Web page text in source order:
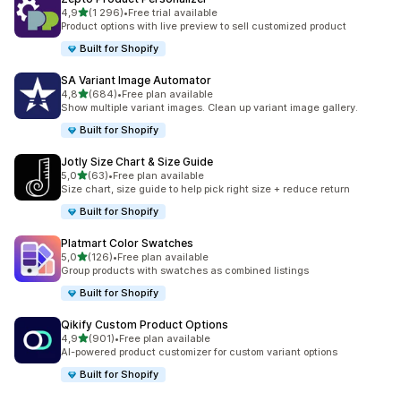
4,9z 5 hvězd
(1 296)
Celkový počet recenzí: 1296
•Free trial available
Product options with live preview to sell customized product
Built for Shopify
SA Variant Image Automator
4,8z 5 hvězd
(684)
Celkový počet recenzí: 684
•Free plan available
Show multiple variant images. Clean up variant image gallery.
Built for Shopify
Jotly Size Chart & Size Guide
5,0z 5 hvězd
(63)
Celkový počet recenzí: 63
•Free plan available
Size chart, size guide to help pick right size + reduce return
Built for Shopify
Platmart Color Swatches
5,0z 5 hvězd
(126)
Celkový počet recenzí: 126
•Free plan available
Group products with swatches as combined listings
Built for Shopify
Qikify Custom Product Options
4,9z 5 hvězd
(901)
Celkový počet recenzí: 901
•Free plan available
AI-powered product customizer for custom variant options
Built for Shopify